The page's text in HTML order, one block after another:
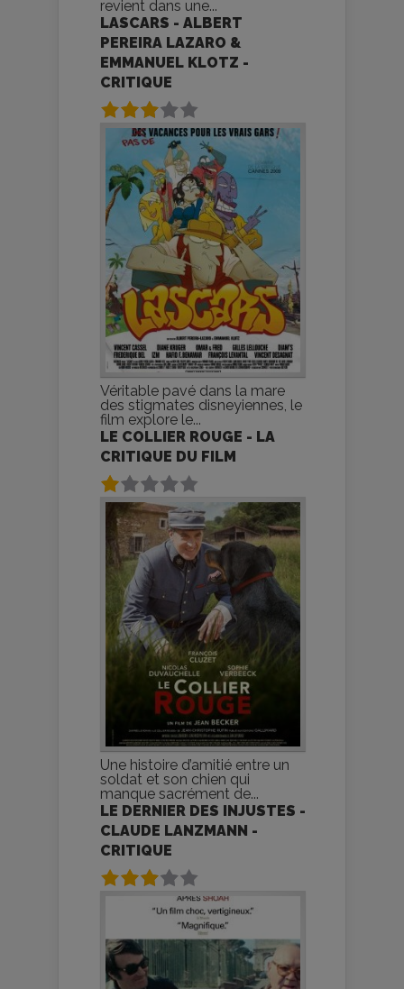
revient dans une...
LASCARS - ALBERT
PEREIRA LAZARO &
EMMANUEL KLOTZ -
CRITIQUE
Véritable pavé dans la mare
des stigmates disneyiennes, le
film explore le...
LE COLLIER ROUGE - LA
CRITIQUE DU FILM
Une histoire d’amitié entre un
soldat et son chien qui
manque sacrément de...
LE DERNIER DES INJUSTES -
CLAUDE LANZMANN -
CRITIQUE